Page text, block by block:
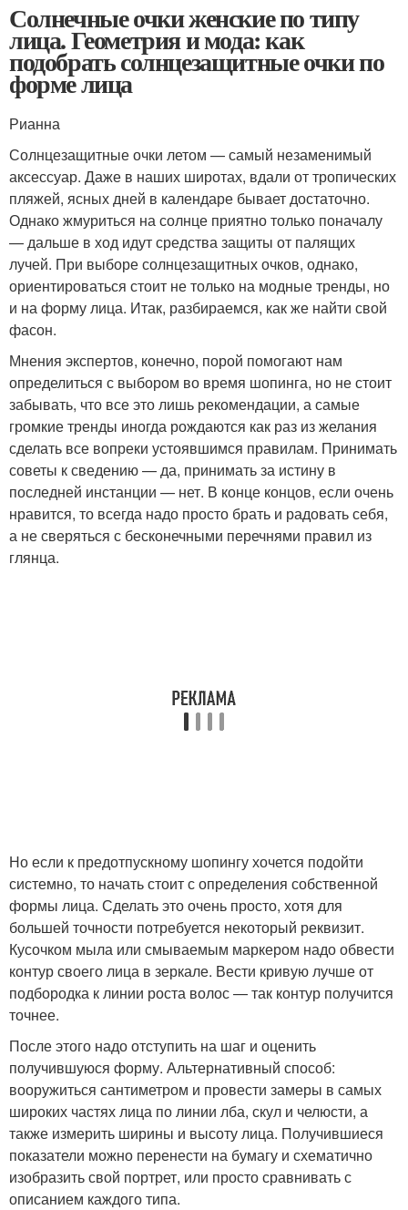
Солнечные очки женские по типу
лица. Геометрия и мода: как
подобрать солнцезащитные очки по
форме лица
Рианна
Солнцезащитные очки летом — самый незаменимый
аксессуар. Даже в наших широтах, вдали от тропических
пляжей, ясных дней в календаре бывает достаточно.
Однако жмуриться на солнце приятно только поначалу
— дальше в ход идут средства защиты от палящих
лучей. При выборе солнцезащитных очков, однако,
ориентироваться стоит не только на модные тренды, но
и на форму лица. Итак, разбираемся, как же найти свой
фасон.
Мнения экспертов, конечно, порой помогают нам
определиться с выбором во время шопинга, но не стоит
забывать, что все это лишь рекомендации, а самые
громкие тренды иногда рождаются как раз из желания
сделать все вопреки устоявшимся правилам. Принимать
советы к сведению — да, принимать за истину в
последней инстанции — нет. В конце концов, если очень
нравится, то всегда надо просто брать и радовать себя,
а не сверяться с бесконечными перечнями правил из
глянца.
Но если к предотпускному шопингу хочется подойти
системно, то начать стоит с определения собственной
формы лица. Сделать это очень просто, хотя для
большей точности потребуется некоторый реквизит.
Кусочком мыла или смываемым маркером надо обвести
контур своего лица в зеркале. Вести кривую лучше от
подбородка к линии роста волос — так контур получится
точнее.
После этого надо отступить на шаг и оценить
получившуюся форму. Альтернативный способ:
вооружиться сантиметром и провести замеры в самых
широких частях лица по линии лба, скул и челюсти, а
также измерить ширины и высоту лица. Получившиеся
показатели можно перенести на бумагу и схематично
изобразить свой портрет, или просто сравнивать с
описанием каждого типа.